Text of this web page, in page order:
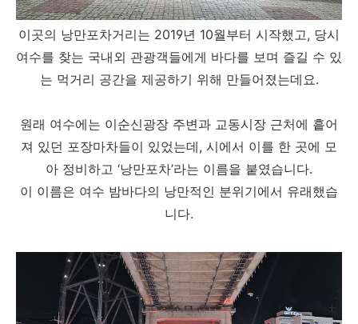
이곳의 낭만포차거리는 2019년 10월부터 시작했고, 당시
여수를 찾는 국내외 관광객들에게 바다를 보며 즐길 수 있
는 먹거리 공간을 제공하기 위해 만들어졌는데요.
원래 여수에는 이순신광장 주변과 교동시장 근처에 흩어
져 있던 포장마차들이 있었는데, 시에서 이를 한 곳에 모
아 정비하고 ‘낭만포차’라는 이름을 붙였습니다.
이 이름은 여수 밤바다의 낭만적인 분위기에서 유래했습
니다.